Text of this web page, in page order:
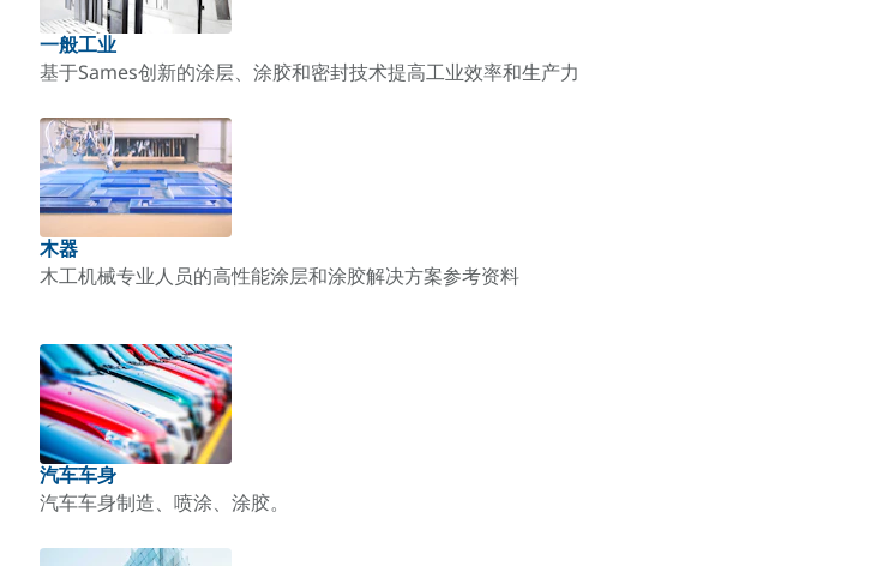
一般工业
基于Sames创新的涂层、涂胶和密封技术提高工业效率和生产力
木器
木工机械专业人员的高性能涂层和涂胶解决方案参考资料
汽车车身
汽车车身制造、喷涂、涂胶。